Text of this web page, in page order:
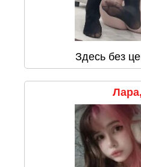
Здесь без